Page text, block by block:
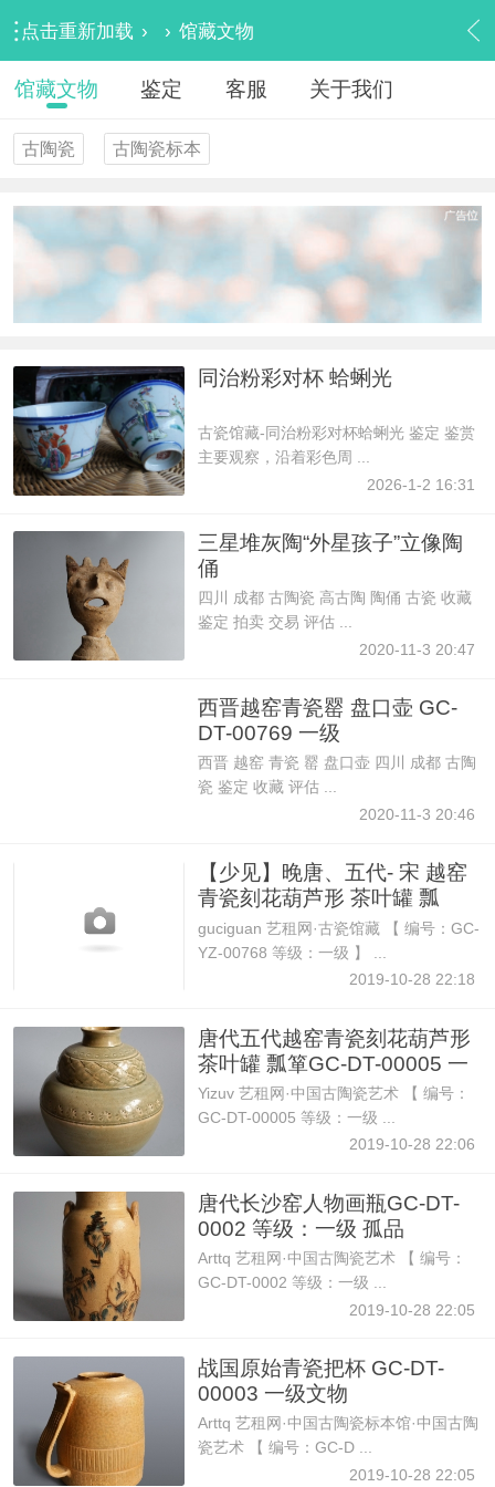
点击重新加载 › › 馆藏文物
馆藏文物 鉴定 客服 关于我们
古陶瓷 古陶瓷标本
同治粉彩对杯 蛤蜊光
古瓷馆藏-同治粉彩对杯蛤蜊光 鉴定 鉴赏
主要观察，沿着彩色周 ...
2026-1-2 16:31
三星堆灰陶“外星孩子”立像陶
俑
四川 成都 古陶瓷 高古陶 陶俑 古瓷 收藏
鉴定 拍卖 交易 评估 ...
2020-11-3 20:47
西晋越窑青瓷罂 盘口壶 GC-
DT-00769 一级
西晋 越窑 青瓷 罂 盘口壶 四川 成都 古陶
瓷 鉴定 收藏 评估 ...
2020-11-3 20:46
【少见】晚唐、五代- 宋 越窑
青瓷刻花葫芦形 茶叶罐 瓢
guciguan 艺租网·古瓷馆藏 【 编号：GC-
YZ-00768 等级：一级 】 ...
2019-10-28 22:18
唐代五代越窑青瓷刻花葫芦形
茶叶罐 瓢箪GC-DT-00005 一
Yizuv 艺租网·中国古陶瓷艺术 【 编号：
GC-DT-00005 等级：一级 ...
2019-10-28 22:06
唐代长沙窑人物画瓶GC-DT-
0002 等级：一级 孤品
Arttq 艺租网·中国古陶瓷艺术 【 编号：
GC-DT-0002 等级：一级 ...
2019-10-28 22:05
战国原始青瓷把杯 GC-DT-
00003 一级文物
Arttq 艺租网·中国古陶瓷标本馆·中国古陶
瓷艺术 【 编号：GC-D ...
2019-10-28 22:05